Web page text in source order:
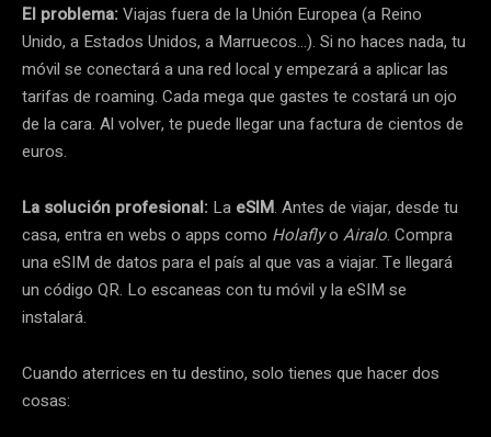
El problema:Viajas fuera de la Unión Europea (a Reino
Unido, a Estados Unidos, a Marruecos…). Si no haces nada, tu
móvil se conectará a una red local y empezará a aplicar las
tarifas de roaming. Cada mega que gastes te costará un ojo
de la cara. Al volver, te puede llegar una factura de cientos de
euros.
La solución profesional: La eSIM. Antes de viajar, desde tu
casa, entra en webs o apps como Holaflyo Airalo. Compra
una eSIM de datos para el país al que vas a viajar. Te llegará
un código QR. Lo escaneas con tu móvil y la eSIM se
instalará.
Cuando aterrices en tu destino, solo tienes que hacer dos
cosas: